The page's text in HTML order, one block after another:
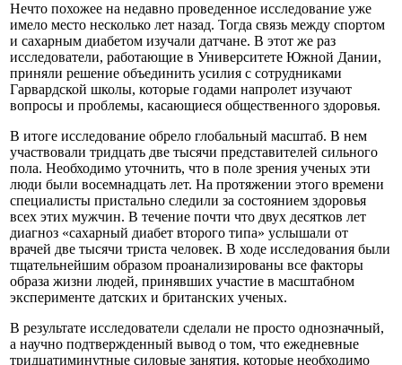
Нечто похожее на недавно проведенное исследование уже
имело место несколько лет назад. Тогда связь между спортом
и сахарным диабетом изучали датчане. В этот же раз
исследователи, работающие в Университете Южной Дании,
приняли решение объединить усилия с сотрудниками
Гарвардской школы, которые годами напролет изучают
вопросы и проблемы, касающиеся общественного здоровья.
В итоге исследование обрело глобальный масштаб. В нем
участвовали тридцать две тысячи представителей сильного
пола. Необходимо уточнить, что в поле зрения ученых эти
люди были восемнадцать лет. На протяжении этого времени
специалисты пристально следили за состоянием здоровья
всех этих мужчин. В течение почти что двух десятков лет
диагноз «сахарный диабет второго типа» услышали от
врачей две тысячи триста человек. В ходе исследования были
тщательнейшим образом проанализированы все факторы
образа жизни людей, принявших участие в масштабном
эксперименте датских и британских ученых.
В результате исследователи сделали не просто однозначный,
а научно подтвержденный вывод о том, что ежедневные
тридцатиминутные силовые занятия, которые необходимо